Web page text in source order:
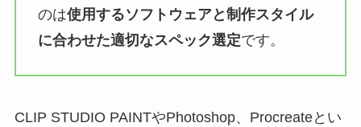
のは使用するソフトウェアと制作スタイル
に合わせた適切なスペック選定です。
CLIP STUDIO PAINTやPhotoshop、Procreateとい